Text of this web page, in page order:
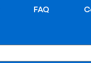
FAQ